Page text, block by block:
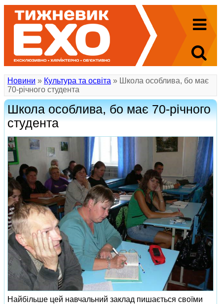
Новини » Культура та освіта » Школа особлива, бо має
70-річного студента
Школа особлива, бо має 70-річного
студента
Найбільше цей навчальний заклад пишається своїми